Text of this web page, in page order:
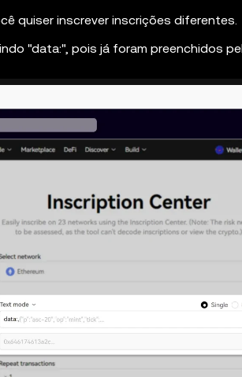
quiser inscrever inscrições diferentes.
"data:", pois já foram preenchidos